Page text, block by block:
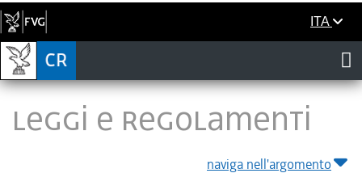
ITA
LEGGI E REGOLAMENTI
naviga nell'argomento